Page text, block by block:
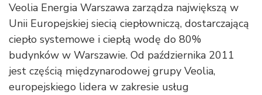
Veolia Energia Warszawa zarządza największą w
Unii Europejskiej siecią ciepłowniczą, dostarczającą
ciepło systemowe i ciepłą wodę do 80%
budynków w Warszawie. Od października 2011
jest częścią międzynarodowej grupy Veolia,
europejskiego lidera w zakresie usług